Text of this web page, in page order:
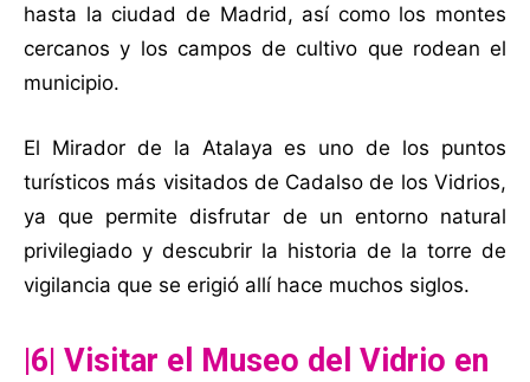
hasta la ciudad de Madrid, así como los montes
cercanos y los campos de cultivo que rodean el
municipio.
El Mirador de la Atalaya es uno de los puntos
turísticos más visitados de Cadalso de los Vidrios,
ya que permite disfrutar de un entorno natural
privilegiado y descubrir la historia de la torre de
vigilancia que se erigió allí hace muchos siglos.
|6| Visitar el Museo del Vidrio en